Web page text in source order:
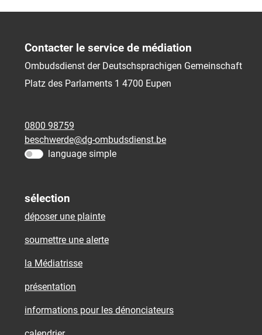
Contacter le service de médiation
Ombudsdienst der Deutschsprachigen Gemeinschaft
Platz des Parlaments 1 4700 Eupen
0800 98759
beschwerde@dg-ombudsdienst.be
language simple
sélection
déposer une plainte
soumettre une alerte
la Médiatrisse
présentation
informations pour les dénonciateurs